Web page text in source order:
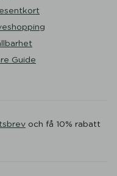
Guide
och få 10% rabatt